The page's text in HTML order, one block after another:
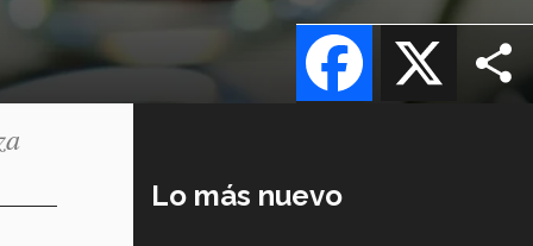
X
Facebook
Lo más nuevo